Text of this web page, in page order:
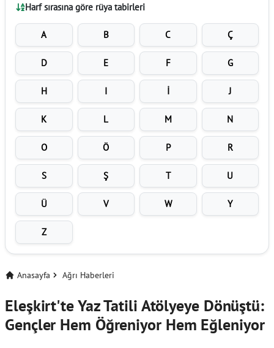
Harf sırasına göre rüya tabirleri
A B C Ç
D E F G
H I İ J
K L M N
O Ö P R
S Ş T U
Ü V W Y
Z
Anasayfa Ağrı Haberleri
Eleşkirt'te Yaz Tatili Atölyeye Dönüştü:
Gençler Hem Öğreniyor Hem Eğleniyor